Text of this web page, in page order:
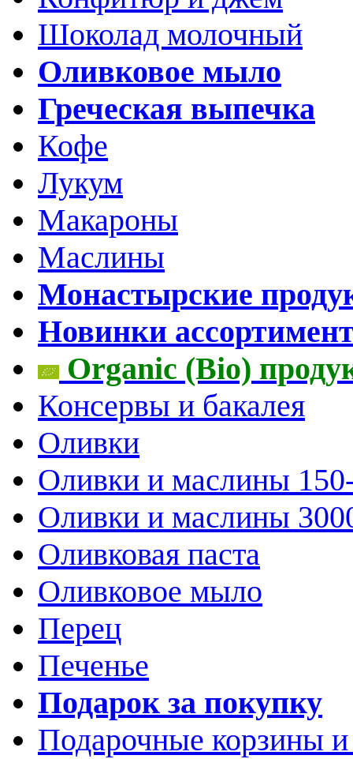
Шоколад молочный
Оливковое мыло
Греческая выпечка
Кофе
Лукум
Макароны
Маслины
Монастырские
Новинки
Organic (Bio)
Консервы и бакалея
Оливки
Оливки и маслины
Оливки и маслины
Оливковая паста
Оливковое мыло
Перец
Печенье
Подарок за покупку
Подарочные корзины